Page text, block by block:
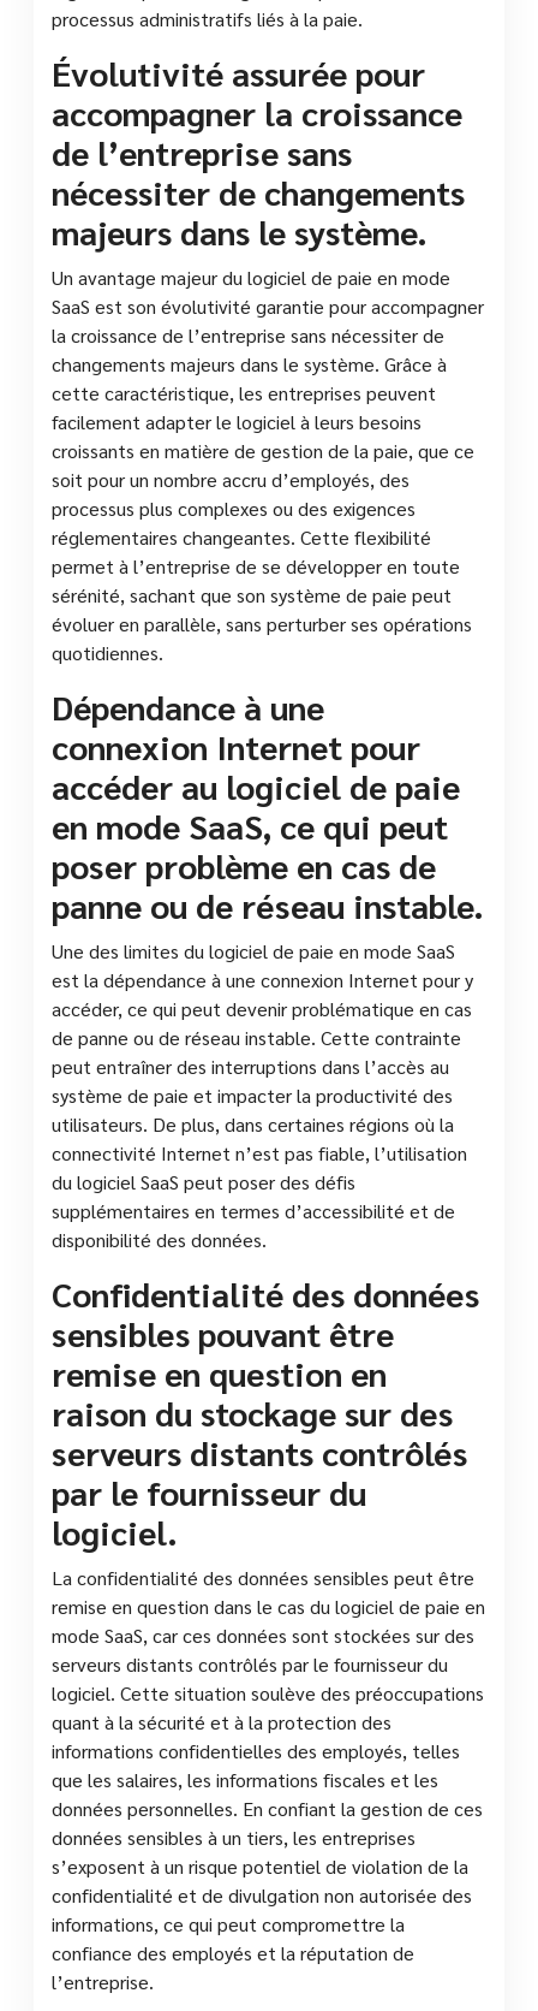
processus administratifs liés à la paie.
Évolutivité assurée pour
accompagner la croissance
de l’entreprise sans
nécessiter de changements
majeurs dans le système.
Un avantage majeur du logiciel de paie en mode
SaaS est son évolutivité garantie pour accompagner
la croissance de l’entreprise sans nécessiter de
changements majeurs dans le système. Grâce à
cette caractéristique, les entreprises peuvent
facilement adapter le logiciel à leurs besoins
croissants en matière de gestion de la paie, que ce
soit pour un nombre accru d’employés, des
processus plus complexes ou des exigences
réglementaires changeantes. Cette flexibilité
permet à l’entreprise de se développer en toute
sérénité, sachant que son système de paie peut
évoluer en parallèle, sans perturber ses opérations
quotidiennes.
Dépendance à une
connexion Internet pour
accéder au logiciel de paie
en mode SaaS, ce qui peut
poser problème en cas de
panne ou de réseau instable.
Une des limites du logiciel de paie en mode SaaS
est la dépendance à une connexion Internet pour y
accéder, ce qui peut devenir problématique en cas
de panne ou de réseau instable. Cette contrainte
peut entraîner des interruptions dans l’accès au
système de paie et impacter la productivité des
utilisateurs. De plus, dans certaines régions où la
connectivité Internet n’est pas fiable, l’utilisation
du logiciel SaaS peut poser des défis
supplémentaires en termes d’accessibilité et de
disponibilité des données.
Confidentialité des données
sensibles pouvant être
remise en question en
raison du stockage sur des
serveurs distants contrôlés
par le fournisseur du
logiciel.
La confidentialité des données sensibles peut être
remise en question dans le cas du logiciel de paie en
mode SaaS, car ces données sont stockées sur des
serveurs distants contrôlés par le fournisseur du
logiciel. Cette situation soulève des préoccupations
quant à la sécurité et à la protection des
informations confidentielles des employés, telles
que les salaires, les informations fiscales et les
données personnelles. En confiant la gestion de ces
données sensibles à un tiers, les entreprises
s’exposent à un risque potentiel de violation de la
confidentialité et de divulgation non autorisée des
informations, ce qui peut compromettre la
confiance des employés et la réputation de
l’entreprise.